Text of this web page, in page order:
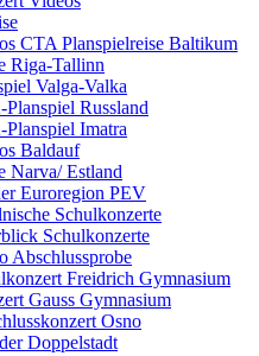
CTA Planspielreise Baltikum
Riga-Tallinn
Valga-Valka
Russland
Imatra
Baldauf
Narva/ Estland
Euroregion PEV
Schulkonzerte
Schulkonzerte
Abschlussprobe
Freidrich Gymnasium
Gauss Gymnasium
Osno
Doppelstadt